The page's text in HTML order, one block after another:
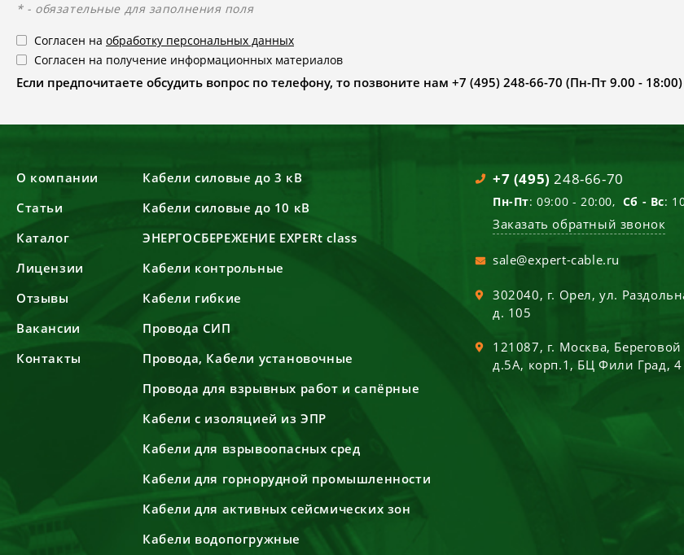
* - обязательные для заполнения поля
Согласен на обработку персональных данных
Согласен на получение информационных материалов
Если предпочитаете обсудить вопрос по телефону, то позвоните нам +7 (495) 248-66-70 (Пн-Пт 9.00 - 18:00)
О компании
Статьи
Каталог
Лицензии
Отзывы
Вакансии
Контакты
Кабели силовые до 3 кВ
Кабели силовые до 10 кВ
ЭНЕРГОСБЕРЕЖЕНИЕ EXPERt class
Кабели контрольные
Кабели гибкие
Провода СИП
Провода, Кабели установочные
Провода для взрывных работ и сапёрные
Кабели с изоляцией из ЭПР
Кабели для взрывоопасных сред
Кабели для горнорудной промышленности
Кабели для активных сейсмических зон
Кабели водопогружные
+7 (495) 248-66-70
Пн-Пт: 09:00 - 20:00, Сб - Вс:
Заказать обратный звонок
sale@expert-cable.ru
302040, г. Орел,ул.
д. 105
121087, г. Москва,
д.5А, корп.1, БЦ Фили Град, 4